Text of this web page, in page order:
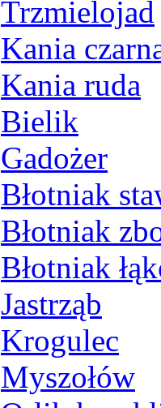
Trzmielojad
Kania
Kania ruda
Bielik
Gadożer
Błotniak
Błotniak
Błotniak
Jastrząb
Krogulec
Myszołów